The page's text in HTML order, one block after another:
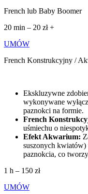
French lub Baby Boomer
20 min – 20 zł +
UMÓW
French Konstrukcyjny /
Ekskluzywne
wykonywane
paznokci na formie.
French
uśmiechu o
Efekt Akwarium:
suszonych kwiatów)
paznokcia, co
1 h – 150 zł
UMÓW